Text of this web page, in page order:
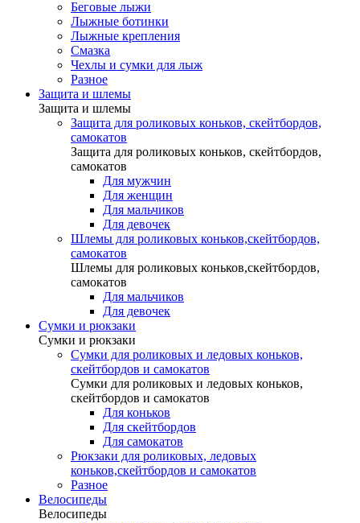
Беговые лыжи
Лыжные ботинки
Лыжные крепления
Смазка
Чехлы и сумки для лыж
Разное
Защита и шлемы
Защита и шлемы
Защита для роликовых коньков, скейтбордов,
самокатов
Защита для роликовых коньков, скейтбордов,
самокатов
Для мужчин
Для женщин
Для мальчиков
Для девочек
Шлемы для роликовых коньков,скейтбордов,
самокатов
Шлемы для роликовых коньков,скейтбордов,
самокатов
Для мальчиков
Для девочек
Сумки и рюкзаки
Сумки и рюкзаки
Сумки для роликовых и ледовых коньков,
скейтбордов и самокатов
Сумки для роликовых и ледовых коньков,
скейтбордов и самокатов
Для коньков
Для скейтбордов
Для самокатов
Рюкзаки для роликовых, ледовых
коньков,скейтбордов и самокатов
Разное
Велосипеды
Велосипеды